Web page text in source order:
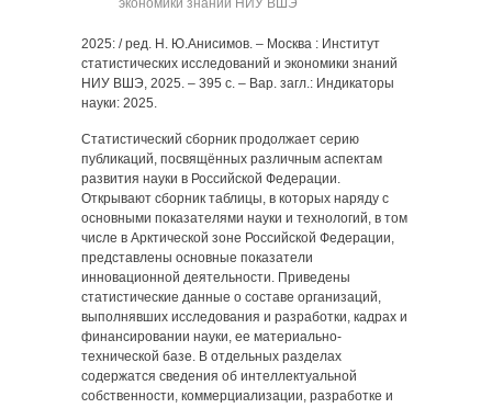
экономики знаний НИУ ВШЭ
2025: / ред. Н. Ю.Анисимов. ‒ Москва : Институт
статистических исследований и экономики знаний
НИУ ВШЭ, 2025. ‒ 395 с. ‒ Вар. загл.: Индикаторы
науки: 2025.
Статистический сборник продолжает серию
публикаций, посвящённых различным аспектам
развития науки в Российской Федерации.
Открывают сборник таблицы, в которых наряду с
основными показателями науки и технологий, в том
числе в Арктической зоне Российской Федерации,
представлены основные показатели
инновационной деятельности. Приведены
статистические данные о составе организаций,
выполнявших исследования и разработки, кадрах и
финансировании науки, ее материально-
технической базе. В отдельных разделах
содержатся сведения об интеллектуальной
собственности, коммерциализации, разработке и